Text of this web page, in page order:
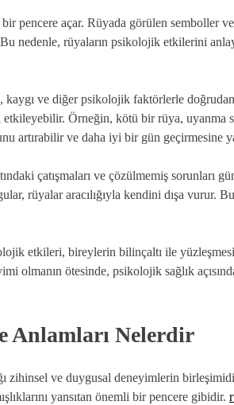
pencere açar. Rüyada görülen semboller
nedenle, rüyaların psikolojik etkilerini
kaygı ve diğer psikolojik faktörlerle
Örneğin, kötü bir rüya, uyanma
artırabilir ve daha iyi bir gün geçirmesine
çatışmaları ve çözülmemiş sorunları
rüyalar aracılığıyla kendini dışa vurur.
etkileri, bireylerin bilinçaltı ile
olmanın ötesinde, psikolojik sağlık
Anlamları Nelerdir
zihinsel ve duygusal deneyimlerin
yansıtan önemli bir pencere gibidir.